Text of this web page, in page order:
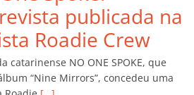
n Cl
a
ss
ro
n
k
til
h
ar
publicada na
Roadie Crew
catarinense NO ONE SPOKE, que
“Nine Mirrors”, concedeu uma